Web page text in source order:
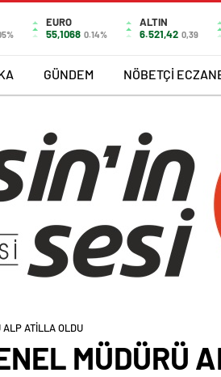
EURO
55,1068 0.14%
ALTIN
6.521,42 0,39
GÜNDEM NÖBETÇİ
ALP ATİLLA OLDU
MÜDÜRÜ